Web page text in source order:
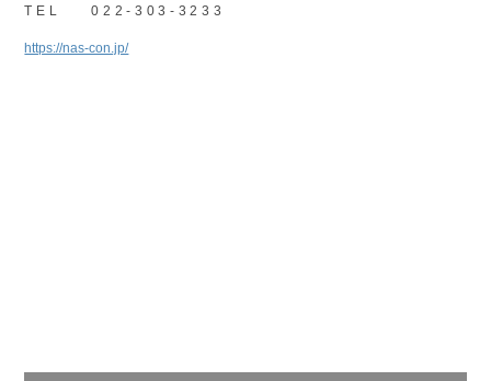
TEL
022-303-3233
https://nas-con.jp/